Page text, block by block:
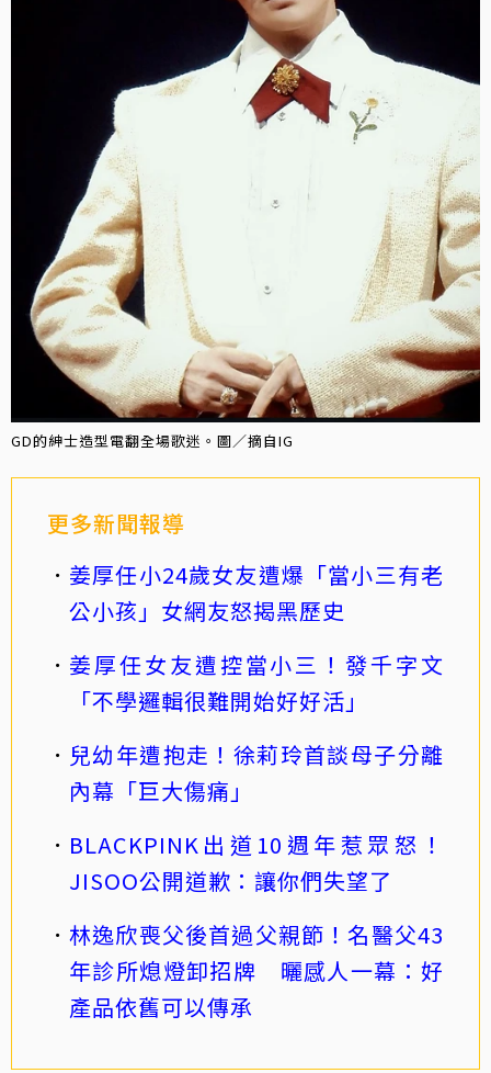
GD的紳士造型電翻全場歌迷。圖／摘自IG
更多新聞報導
姜厚任小24歲女友遭爆「當小三有老
公小孩」女網友怒揭黑歷史
姜厚任女友遭控當小三！發千字文
「不學邏輯很難開始好好活」
兒幼年遭抱走！徐莉玲首談母子分離
內幕「巨大傷痛」
BLACKPINK出道10週年惹眾怒！
JISOO公開道歉：讓你們失望了
林逸欣喪父後首過父親節！名醫父43
年診所熄燈卸招牌 曬感人一幕：好
產品依舊可以傳承